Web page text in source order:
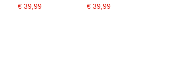
T-Shirt Beige
€ 39,99
T-Shirt Donkerblauw
€ 39,99